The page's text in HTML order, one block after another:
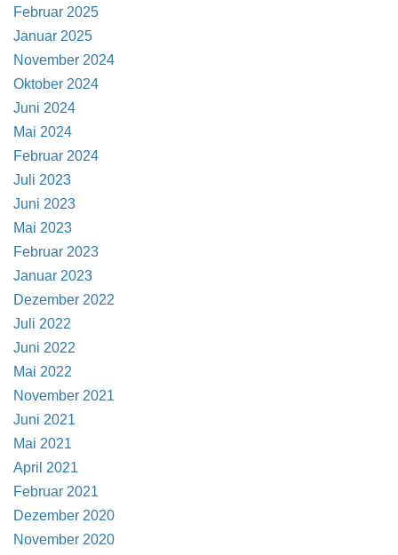
Februar 2025
Januar 2025
November 2024
Oktober 2024
Juni 2024
Mai 2024
Februar 2024
Juli 2023
Juni 2023
Mai 2023
Februar 2023
Januar 2023
Dezember 2022
Juli 2022
Juni 2022
Mai 2022
November 2021
Juni 2021
Mai 2021
April 2021
Februar 2021
Dezember 2020
November 2020